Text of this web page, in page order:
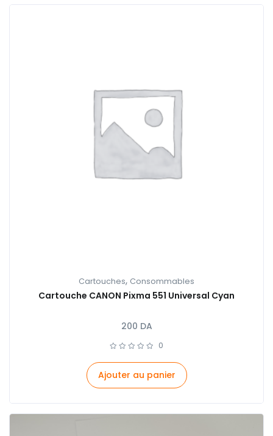
Cartouches, Consommables
Cartouche CANON Pixma 551 Universal Cyan
200 DA
0
Ajouter au panier